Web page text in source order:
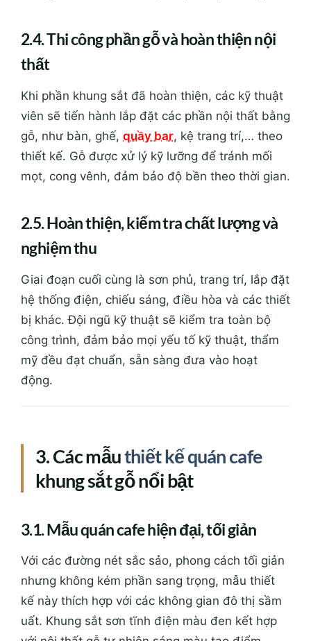
2.4. Thi công phần gỗ và hoàn thiện nội
thất
Khi phần khung sắt đã hoàn thiện, các kỹ thuật
viên sẽ tiến hành lắp đặt các phần nội thất bằng
gỗ, như bàn, ghế, quầy bar, kệ trang trí,… theo
thiết kế. Gỗ được xử lý kỹ lưỡng để tránh mối
mọt, cong vênh, đảm bảo độ bền theo thời gian.
2.5. Hoàn thiện, kiểm tra chất lượng và
nghiệm thu
Giai đoạn cuối cùng là sơn phủ, trang trí, lắp đặt
hệ thống điện, chiếu sáng, điều hòa và các thiết
bị khác. Đội ngũ kỹ thuật sẽ kiểm tra toàn bộ
công trình, đảm bảo mọi yếu tố kỹ thuật, thẩm
mỹ đều đạt chuẩn, sẵn sàng đưa vào hoạt
động.
3. Các mẫuthiết kế quán cafe
khung sắt gỗ nổi bật
3.1. Mẫu quán cafe hiện đại, tối giản
Với các đường nét sắc sảo, phong cách tối giản
nhưng không kém phần sang trọng, mẫu thiết
kế này thích hợp với các không gian đô thị sầm
uất. Khung sắt sơn tĩnh điện màu đen kết hợp